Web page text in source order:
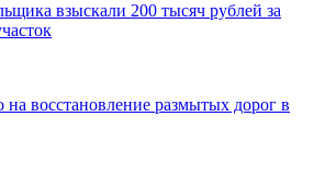
взыскали 200 тысяч рублей за
восстановление размытых дорог в